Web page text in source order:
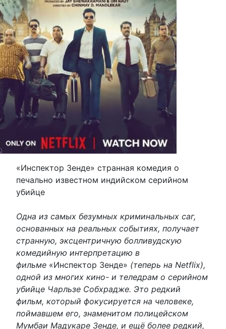
«Инспектор Зенде» странная комедия о
печально известном индийском серийном
убийце
Одна из самых безумных криминальных саг,
основанных на реальных событиях, получает
странную, эксцентричную болливудскую
комедийную интерпретацию в
фильме «Инспектор Зенде» (теперь на Netflix),
одной из многих кино- и теледрам о серийном
убийце Чарльзе Собхрадже. Это редкий
фильм, который фокусируется на человеке,
поймавшем его, знаменитом полицейском
Мумбаи Мадукаре Зенде, и ещё более редкий,